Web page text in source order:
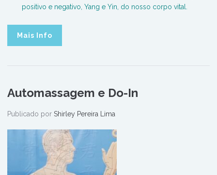
positivo e negativo, Yang e Yin, do nosso corpo vital.
Mais Info
Automassagem e Do-In
Publicado por Shirley Pereira Lima